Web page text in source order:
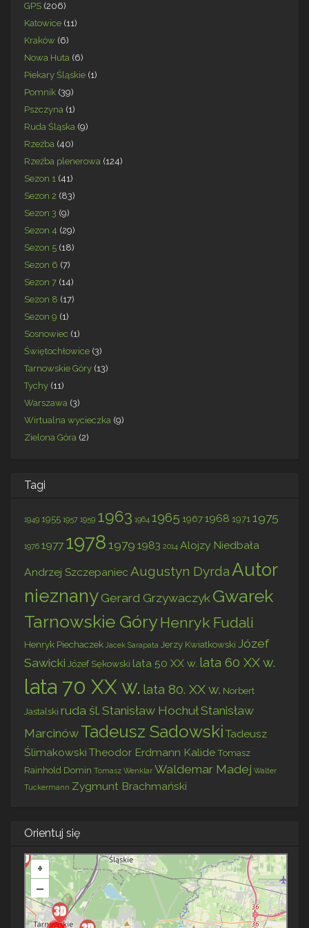
GPS (206)
Katowice (11)
Kraków (6)
Nowa Huta (6)
Piekary Śląskie (1)
Pomnik (39)
Pszczyna (1)
Ruda Śląska (9)
Rzeźba (40)
Rzeźba plenerowa (124)
Sezon 1 (41)
Sezon 2 (83)
Sezon 3 (9)
Sezon 4 (29)
Sezon 5 (18)
Sezon 6 (7)
Sezon 7 (14)
Sezon 8 (17)
Sezon 9 (1)
Sosnowiec (1)
Świętochłowice (3)
Tarnowskie Góry (13)
Tychy (11)
Warszawa (3)
Wirtualna wycieczka (9)
Zielona Góra (2)
Tagi
1949 1955 1957 1959 1963 1964 1965 19671968 1971 1975
1976 1977 1978 1979 1983 2014 Alojzy Niedbała
Andrzej Szczepaniec Augustyn Dyrda Autor
nieznany Gerard Grzywaczyk Gwarek
Tarnowskie GóryHenryk Fudali
Henryk Piechaczek Jacek Sarapata Jerzy Kwiatkowski Józef
Sawicki Józef Sękowski lata 50 XX w. lata 60 XX w.
lata 70 XX w. lata 80. XX w. Norbert
Jastalski ruda śl. Stanisław HochułStanisław
Marcinów Tadeusz Sadowski Tadeusz
Ślimakowski Theodor Erdmann KalideTomasz
Rainhold Domin Tomasz Wenklar Waldemar Madej Walter
Tuckermann Zygmunt Brachmański
Orientuj się
+
–